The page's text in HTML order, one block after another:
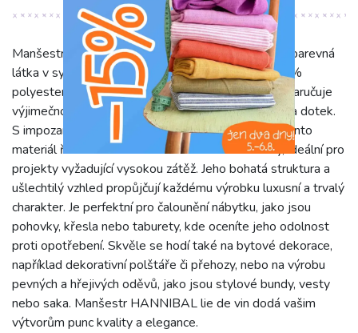
Manšestr HANNIBAL lie de vin je prvotřídní jednobarevná
látka v sytém odstínu vínově červené. Složení 100%
polyesteru na líci a příjemná velurová zadní strana zaručuje
výjimečnou pevnost, odolnost a zároveň komfort na dotek.
S impozantní gramáží 520 g/m2 a šíří 140 cm se tento
materiál řadí mezi extra robustní a trvanlivé volby, ideální pro
projekty vyžadující vysokou zátěž. Jeho bohatá struktura a
ušlechtilý vzhled propůjčují každému výrobku luxusní a trvalý
charakter. Je perfektní pro čalounění nábytku, jako jsou
pohovky, křesla nebo taburety, kde oceníte jeho odolnost
proti opotřebení. Skvěle se hodí také na bytové dekorace,
například dekorativní polštáře či přehozy, nebo na výrobu
pevných a hřejivých oděvů, jako jsou stylové bundy, vesty
nebo saka. Manšestr HANNIBAL lie de vin dodá vašim
výtvorům punc kvality a elegance.